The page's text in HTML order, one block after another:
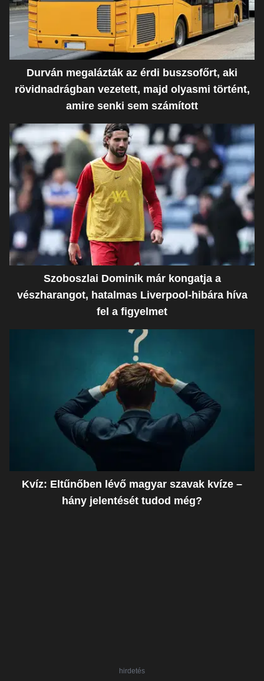
Durván megalázták az érdi buszsofőrt, aki
rövidnadrágban vezetett, majd olyasmi történt,
amire senki sem számított
Szoboszlai Dominik már kongatja a
vészharangot, hatalmas Liverpool-hibára híva
fel a figyelmet
Kvíz: Eltűnőben lévő magyar szavak kvíze –
hány jelentését tudod még?
hirdetés